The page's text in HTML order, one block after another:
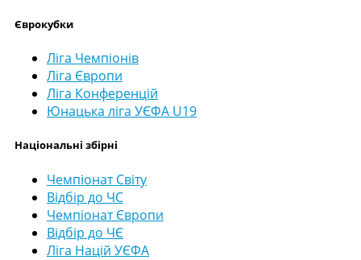
Єврокубки
Ліга Чемпіонів
Ліга Європи
Ліга Конференцій
Юнацька ліга УЄФА U19
Національні збірні
Чемпіонат Світу
Відбір до ЧС
Чемпіонат Європи
Відбір до ЧЄ
Ліга Націй УЄФА